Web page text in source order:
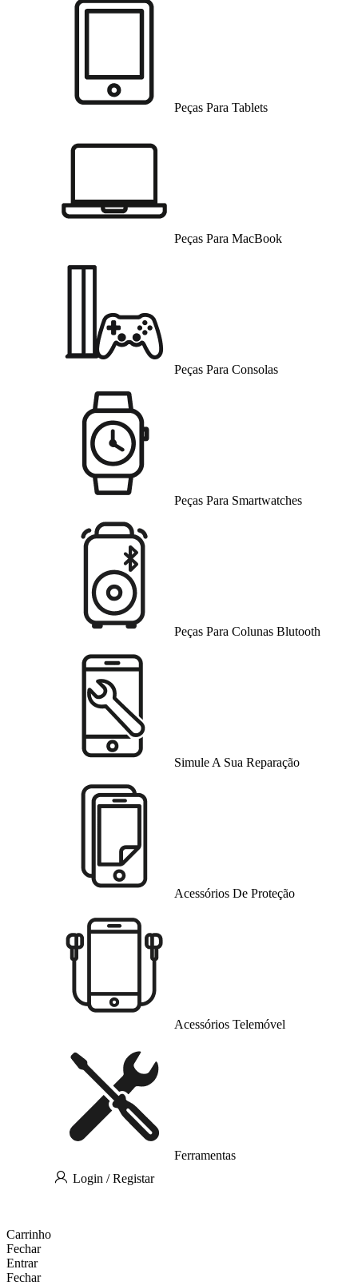
Peças Para Tablets
Peças Para MacBook
Peças Para Consolas
Peças Para Smartwatches
Peças Para Colunas Blutooth
Simule A Sua Reparação
Acessórios De Proteção
Acessórios Telemóvel
Ferramentas
Login / Registar
Carrinho
Fechar
Entrar
Fechar